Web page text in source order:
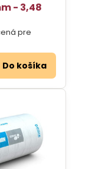
- 3,48
pre
Do košíka